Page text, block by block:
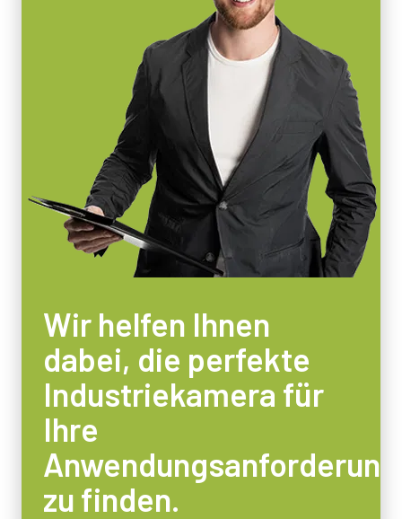
Wir helfen Ihnen
dabei, die perfekte
Industriekamera für
Ihre
zu finden.